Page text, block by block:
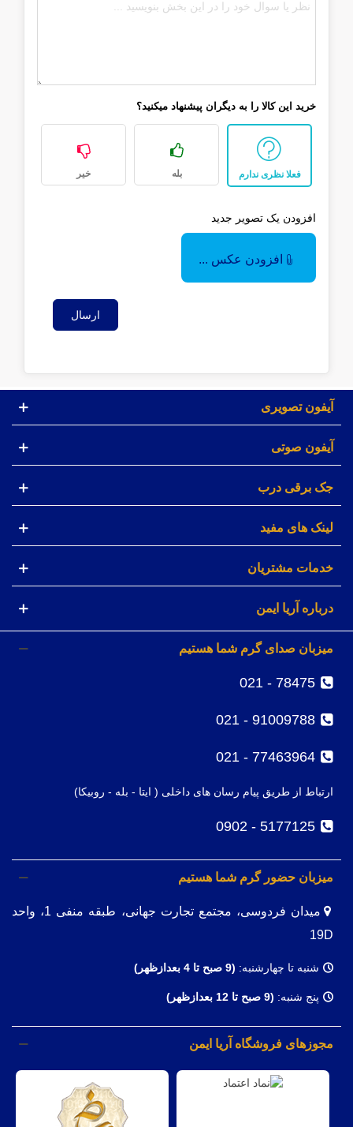
خرید این کالا را به دیگران پیشنهاد میکنید؟
فعلا نظری ندارم بله خیر
افزودن یک تصویر جدید
افزودن عکس ...
ارسال
آیفون تصویری
آیفون صوتی
جک برقی درب
لینک های مفید
خدمات مشتریان
درباره آریا ایمن
میزبان صدای گرم شما هستیم
78475 - 021
91009788 - 021
77463964 - 021
ارتباط از طریق پیام رسان های داخلی ( ایتا - بله - روبیکا)
5177125 - 0902
میزبان حضور گرم شما هستیم
میدان فردوسی، مجتمع تجارت جهانی، طبقه منفی 1، واحد
19D
شنبه تا چهارشنبه: (9 صبح تا 4 بعدازظهر)
پنج شنبه: (9 صبح تا 12 بعدازظهر)
مجوزهای فروشگاه آریا ایمن